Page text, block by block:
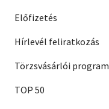
Előfizetés
Hírlevél feliratkozás
Törzsvásárlói program
TOP 50